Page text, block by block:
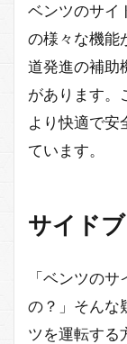
ベンツのサイ
の様々な機能
道発進の補助
があります。
より快適で安
ています。
サイド
「ベンツの
の？」そんな
ツを運転する